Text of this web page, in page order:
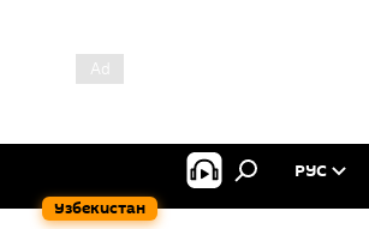
Узбекистан
РУС